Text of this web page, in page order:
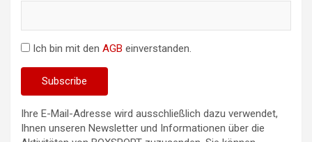
Ich bin mit den AGB einverstanden.
Ihre E-Mail-Adresse wird ausschließlich dazu verwendet,
Ihnen unseren Newsletter und Informationen über die